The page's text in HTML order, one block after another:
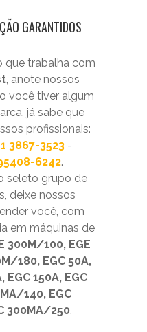
GARANTIDOS
que trabalha com
, anote nossos
você tiver algum
já sabe que
profissionais:
3867-3523 -
6242.
seleto grupo de
deixe nossos
você, com
em máquinas de
300M/100, EGE
180, EGC 50A,
EGC 150A, EGC
140, EGC
300MA/250.